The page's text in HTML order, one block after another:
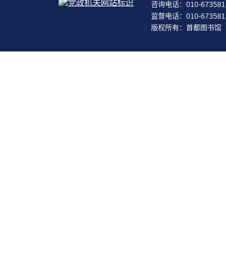
咨询电话：010-
监督电话：010-
版权所有：首都图书馆